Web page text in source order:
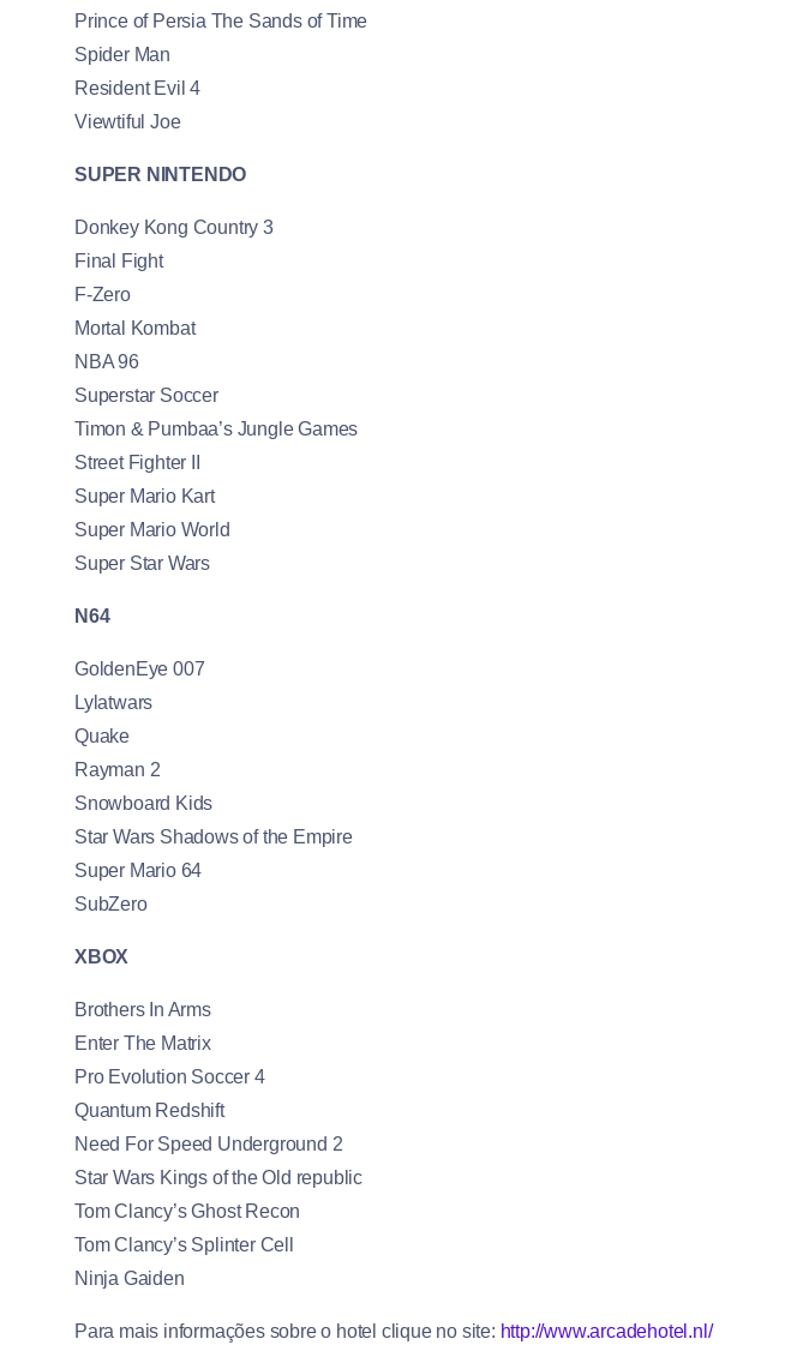
Prince of Persia The Sands of Time
Spider Man
Resident Evil 4
Viewtiful Joe
SUPER NINTENDO
Donkey Kong Country 3
Final Fight
F-Zero
Mortal Kombat
NBA 96
Superstar Soccer
Timon & Pumbaa’s Jungle Games
Street Fighter II
Super Mario Kart
Super Mario World
Super Star Wars
N64
GoldenEye 007
Lylatwars
Quake
Rayman 2
Snowboard Kids
Star Wars Shadows of the Empire
Super Mario 64
SubZero
XBOX
Brothers In Arms
Enter The Matrix
Pro Evolution Soccer 4
Quantum Redshift
Need For Speed Underground 2
Star Wars Kings of the Old republic
Tom Clancy’s Ghost Recon
Tom Clancy’s Splinter Cell
Ninja Gaiden
Para mais informações sobre o hotel clique no site: http://www.arcadehotel.nl/